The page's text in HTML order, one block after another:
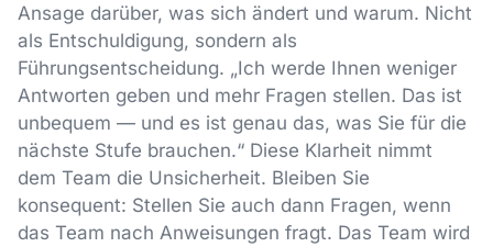
Ansage darüber, was sich ändert und warum. Nicht
als Entschuldigung, sondern als
Führungsentscheidung. „Ich werde Ihnen weniger
Antworten geben und mehr Fragen stellen. Das ist
unbequem — und es ist genau das, was Sie für die
nächste Stufe brauchen.“ Diese Klarheit nimmt
dem Team die Unsicherheit. Bleiben Sie
konsequent: Stellen Sie auch dann Fragen, wenn
das Team nach Anweisungen fragt. Das Team wird